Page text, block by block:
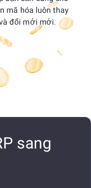
mã hóa luôn thay
đổi mới mới.
sang